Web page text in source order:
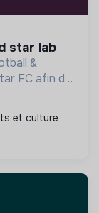
star lab
&
FC afin de
et de
pied.
et culture